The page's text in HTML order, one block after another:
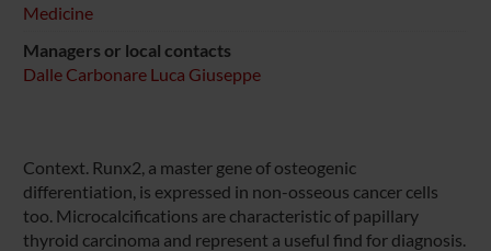
Medicine
Managers or local contacts
Dalle Carbonare Luca Giuseppe
Context. Runx2, a master gene of osteogenic
differentiation, is expressed in non-osseous cancer cells
too. Microcalcifications are characteristic of papillary
thyroid carcinoma and represent a useful find for diagnosis.